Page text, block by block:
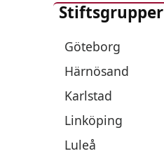
Stiftsgrupper
Göteborg
Härnösand
Karlstad
Linköping
Luleå